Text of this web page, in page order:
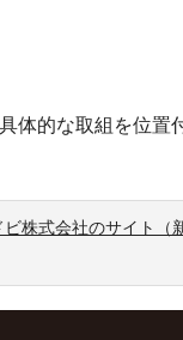
体的な取組を位置
ビ株式会社のサイト（